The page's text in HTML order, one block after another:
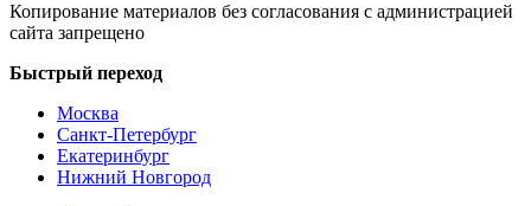
Копирование материалов без согласования с администрацией
сайта запрещено
Быстрый переход
Москва
Санкт-Петербург
Екатеринбург
Нижний Новгород